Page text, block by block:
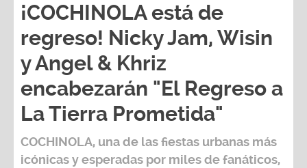
¡COCHINOLA está de
regreso! Nicky Jam, Wisin
y Angel & Khriz
encabezarán "El Regreso a
La Tierra Prometida"
COCHINOLA, una de las fiestas urbanas más
icónicas y esperadas por miles de fanáticos,